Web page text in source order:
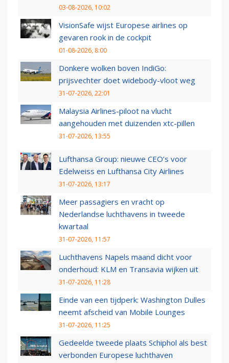
03-08-2026, 10:02
VisionSafe wijst Europese airlines op
gevaren rook in de cockpit
01-08-2026, 8:00
Donkere wolken boven IndiGo:
prijsvechter doet widebody-vloot weg
31-07-2026, 22:01
Malaysia Airlines-piloot na vlucht
aangehouden met duizenden xtc-pillen
31-07-2026, 13:55
Lufthansa Group: nieuwe CEO’s voor
Edelweiss en Lufthansa City Airlines
31-07-2026, 13:17
Meer passagiers en vracht op
Nederlandse luchthavens in tweede
kwartaal
31-07-2026, 11:57
Luchthavens Napels maand dicht voor
onderhoud: KLM en Transavia wijken uit
31-07-2026, 11:28
Einde van een tijdperk: Washington Dulles
neemt afscheid van Mobile Lounges
31-07-2026, 11:25
Gedeelde tweede plaats Schiphol als best
verbonden Europese luchthaven